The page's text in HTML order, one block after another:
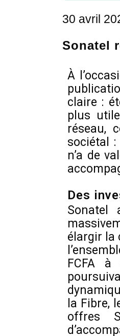
30 avril
Sonatel
À
claire :
plus
réseau,
sociétal
n’a de
Des
Sonatel
élargir la
FCFA
la Fibre,
offres